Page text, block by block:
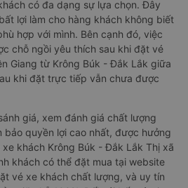
có đa dạng sự lựa chọn. Đây
lợi làm cho hàng khách không biết
hợp với mình. Bên cạnh đó, việc
chỗ ngồi yêu thích sau khi đặt vé
Giang từ Krông Búk - Đắk Lắk giữa
khi đặt trực tiếp vẫn chưa được
giá, xem đánh giá chất lượng
quyền lợi cao nhất, được hưởng
khách Krông Búk - Đắk Lắk Thị xã
khách có thể đặt mua tại website
vé xe khách chất lượng, và uy tín